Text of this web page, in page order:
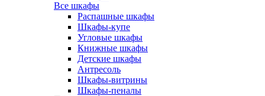
Все шкафы
Распашные шкафы
Шкафы-купе
Угловые шкафы
Книжные шкафы
Детские шкафы
Антресоль
Шкафы-витрины
Шкафы-пеналы